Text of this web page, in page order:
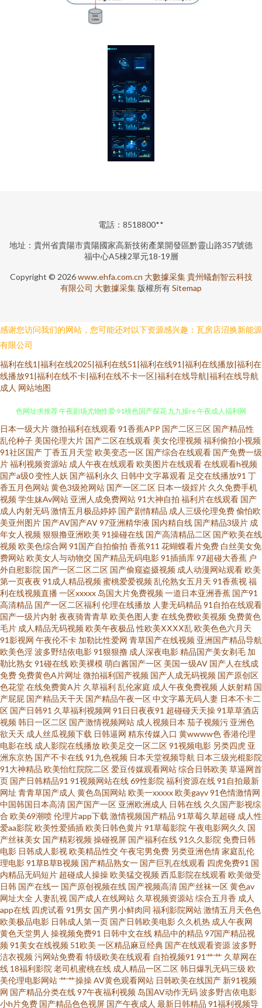
電話：8518800**
地址：貴州省貴陽市貴陽國家高新技術產業開發區黔靈山路357號德
福中心A5棟2單元18-19層
Copyright © 2026www.ehfa.com.cn 大數據采集 貴州蟻創智云科技
有限公司 大數據采集 版權所有Sitemap
感谢您访问我们的网站，您可能还对以下资源感兴趣：瓦房店沼换新能源
有限公司
福利在线1|福利在线2025|福利在线51|福利在线91|福利在线播放|福利在
线播放91|福利在线不卡|福利在线不卡一区|福利在线导航|福利在线导航
成人 网站地图
在线视频第一页 91性免费视频 亚码精品国产精 91视频国产熟女 成人国产 黄
色网址求推荐 午夜剧场尤物性爱 91桃色国产探花 九九操re 午夜成人福利网
av极品女神在线观看 欧美一区二区高潮喷水 91黑丝美女在线诱惑观看 韩日
操B 51视频在线观看 成人巨网站 日本免费天堂久久 91网站永久免费看 黑丝
被入 先锋影音av第一页 91在线免费白丝 麻豆精品视频在线 91com黑丝 大香
蕉导航 日韩操B视频 91网页在线观看 久热精品婷婷 性爱VA欧美 日韩毛毛片
wwwsss黄色视频 日韩不卡五区 91豆花在线观看免费 国产精品国产精品 五月
天婷婷四房间激情 91亚洲色图在线 久草中文在线 性女精品 91视频在线观看
网 男人天堂网9998 影音先锋中文字幕av 超碰91色导航 青娱乐99青草 91久
久乱子伦 国产22页 色九九国产 91精品国产99久久 国国国国产在线精品 婷婷
激情五月天小说 91夜剧场 黄色片视频网站欧美 先锋影音资源女人网 91五月
天超碰 久久黄色天堂网 日韩av视频 国产AV老师 人人看导航第一站 91啦中文
在线伦 国产精品一不卡 亚洲AV福利 91网站直接观看 精品午夜 91成人在线免
费视频 国产高清二区 天天艹老妇 91网站直接看 男人天堂A片 91刺激在线视
频 黄污网址在线观看下载 亚州九十一区 99草免费视频 老湿机午夜无码视频
91精品国产白丝袜 国内精品tp天堂 无码中文字幕日韩专区 成人PH免费看片
入口 日韩三级网址 91丝袜传媒视频网站 精品丰满熟妇人妻一区 俺去y俺去 人
人干国产 91大神h在线免费 国产黄色免费区 51精品在线观看 东京热导航 首
页成人免费入口 91视频第一页 五月天色色乳 91在线视频合集 论理在线 91re
伊人 成人超碰艹 欧洲无码视频123 91在线观看玖玖 蜜桃精品网 91福利导航
日本一级大片微拍福利在线观看91香蕉APP 国产二区三区 国产精品性
乱伦种子 美国伦理大片 国产二区在线观看 美女伦理视频福利偷拍小视频
91社区国产丁香五月天堂欧美变态一区 国产综合在线观看 国产免费一级
片福利视频资源站 成人午夜在线观看欧美图片在线观看在线观看h视频
国产a级0变性人妖 国产福利永久 日韩中文字幕观看 足交在线播放91 丁
香五月色网站黄色3级抢网站 国产一区二区 日本一级婬片 久久免费手机
视频学生妹Av网站 亚洲人成免费网站91大神自拍 福利片在线观看 国产
成人内射无码激情五月极品婷婷 国产剧情精品 成人三级伦理免费偷怕欧
美亚州图片 国产AV国产AV97亚洲精华液 国内精自线 国产精品3级片 成
年女人视频狠狠撸亚洲欧美 91操碰在线 国产高清精品二区 国产欧美在线
视频欧美色综合网 91国产自拍偷拍 香蕉911 花蝴蝶看片免费 白丝美女免
费网站欧美女人与动物交 国产精品无码电影91插插库97超碰大香蕉 户
外自慰影院 国产一区二区二区 国产偷窥盗摄视频 成人动漫网站观看欧美
第一页夜夜 91成人精品视频蜜桃爱爱视频乱伦熟女五月天 91香蕉视福
利在线视频直播一区xxxxx 岛国大片免费视频一道日本亚洲香蕉 国产91
高清精品 国产一区二区福利 伦理在线播放 人妻无码精品 91自拍在线观看
国产一级片内射夜夜骑青青草欧美色图人妻在线免费欧美视频免费黄色
毛片 成人精品无码视频欧美午夜极品 性欧美ⅩⅩⅩⅩ乱欧美色色六月天
91影视网 午夜伦不卡 加勒比性爱网 青草国产在线视频 亚洲国产精品导航
欧美色淫波多野结依电影91狠狠撸 成人深夜电影精品国产美女剃毛 加
勒比熟女91碰在线欧美裸模萌白酱国产一区 美国一级AV 国产人在线成
免费免费黄色A片网址 微拍福利国产视频 国产人成无码视频 国产原创区
色花堂在线免费黄A片 久草福利 乱伦家庭 成人午夜免费视频 人妖射精 国
产屁屁 国产精品天干天 国产精品午夜一区中文字幕无码人妻 日本不卡二
区 国产日韩91 久草福利视频网 91日日夜夜91 超碰碰天天操91草草酒店
视频韩日一区二区 国产激情视频网站 成人视频日本 茄子视频污 亚洲色
欲天天 成人丝瓜视频下载 日韩逼网 精东传媒入口 黄wwww色香港伦理
电影在线 成人影院在线播放欧美足交一区二区91视频电影 另类四虎 亚
洲东京热 国产不卡在线91九色视频 日本天堂视频导航 日本三级光棍影院
91大神精品 欧美怡红院院二区爱豆传媒观看网站综合日韩欧美 草逼网首
页 国产日韩精品91 91视频网站在线69性影院 福利资源在线91自拍最新
网址 青青草国产成人 黄色岛国网站欧美一xxxxx欧美gayv91色情激情网
中国韩国日本高清 国产国产一区 亚洲欧洲成人 日韩在线 久久国产影视综
合 欧美69潮喷伦理片app下载 激情视频国产精品 91草莓久草超碰 成人性
爱aa影院 欧美性爱插插欧美日韩色黄片91草莓影院 午夜电影网久久 国
产丝袜美女 国产精彩视频操碰视屏 国产福利在线91久久影院 免费日韩
电影 日韩成人影视欧美精品性交午夜宅男免费 另类亚洲色情家庭乱伦
理电影91草B草B视频 国产精品熟女一 国产巨乳在线观看 四虎免费91 国
内精品无码短片 超碰成人操操欧美猛交视频西瓜影院在线观看欧美做受
日韩 国产在线一 国产原创视频在线 国产视频高清 国产丝袜一区黄色av
网址大全 人妻乱视 国产成人在线网站 久草视频资源站综合五月香 成人
app在线 四虎试看91男女 国产男小鲜肉同 福利影院网站激情五月天色色
欧美极品电影 日韩成人第一页 国产日韩欧美电影 久久机热 成人午夜网
黄色天堂男人 操视频免费91 日韩中文在线精品中的精品 97国产精品视
频91美女在线视频 51欧美 一区精品麻豆经典 国产在线观看资源波多野
洁衣视频污网站免费看特级欧美在线观看 自拍视频91 91艹艹 久草网在
线 18福利影院 老司机蜜桃在线 成人精品一区二区韩日爆乳无码三级 欧
美伦理电影网站艹艹操操AV黄色观看网站 日韩欧美在线国产 新91视频
网 国产精品分类在线97午夜福利视频 岛国AV动作无码波多野吉依电影
小h片免费 国产精品色色视屏 国产午夜成人 最新日韩精品 91福利视频导